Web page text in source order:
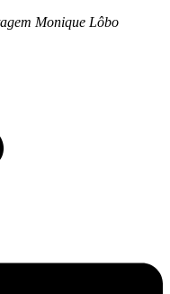
Monique Lôbo